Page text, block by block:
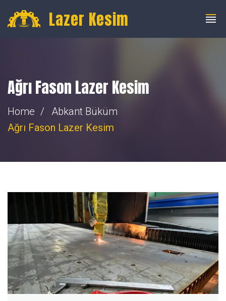
info@fibercnclazer.com
Lazer Kesim
Ağrı Fason Lazer Kesim
Home
Abkant Büküm
Ağrı Fason Lazer Kesim